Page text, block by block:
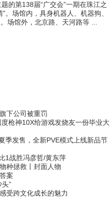
的第138届“广交会”一期在珠江之
。场馆内，具身机器人、机器狗、
场馆外，北京路、天河路等 ...
下公司被重罚
枪神10X给游戏发烧友一份毕业大
季发售，全新PVE模式上线新品节
1战胜冯彦哲/黄东萍
种拯救丨封面人物
案
”
受跨文化成长的魅力